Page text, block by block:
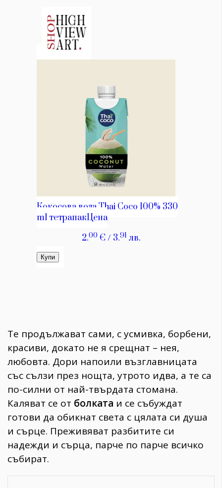
Те продължават сами, с усмивка, борбени,
красиви, докато не я срещнат – нея,
любовта. Дори напоили възглавницата
със сълзи през нощта, утрото идва, а те са
по-силни от най-твърдата стомана.
Каляват се от болката и се събуждат
готови да обикнат света с цялата си душа
и сърце. Преживяват разбитите си
надежди и сърца, парче по парче всичко
събират.